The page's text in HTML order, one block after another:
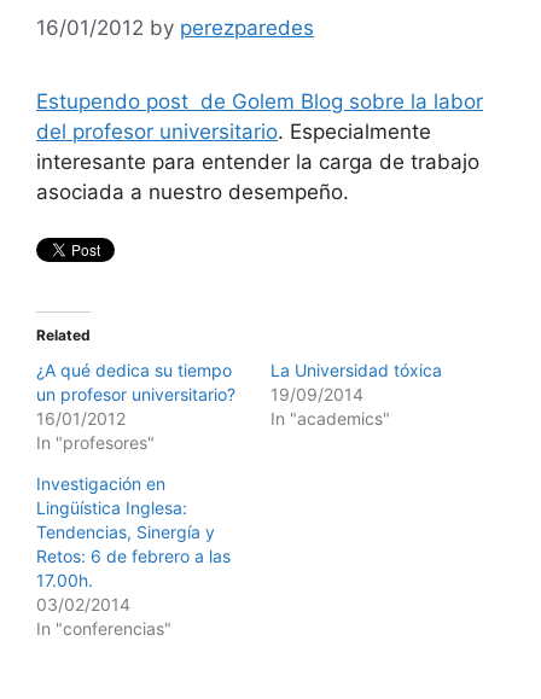
16/01/2012 by perezparedes
Estupendo post de Golem Blog sobre la labor
del profesor universitario. Especialmente
interesante para entender la carga de trabajo
asociada a nuestro desempeño.
Related
¿A qué dedica su tiempo
un profesor universitario?
16/01/2012
In "profesores"
La Universidad tóxica
19/09/2014
In "academics"
Investigación en
Lingüística Inglesa:
Tendencias, Sinergía y
Retos: 6 de febrero a las
17.00h.
03/02/2014
In "conferencias"